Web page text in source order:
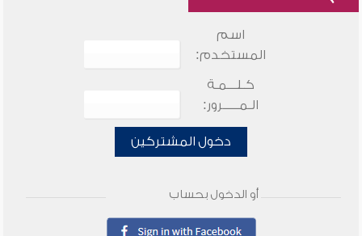
اسم
المستخدم:
كـلـــمـة
الـمـــــرور:
دخول المشتركين
أو الدخول بحساب